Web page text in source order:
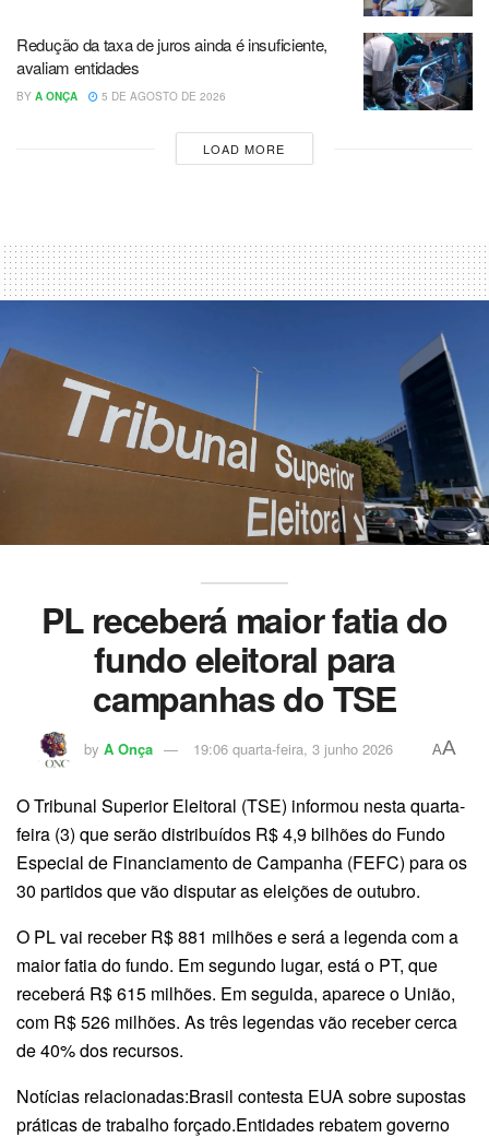
Redução da taxa de juros ainda é insuficiente,
avaliam entidades
BY A ONÇA 5 DE AGOSTO DE 2026
LOAD MORE
PL receberá maior fatia do
fundo eleitoral para
campanhas do TSE
by A Onça 19:06 quarta-feira, 3 junho 2026 AA
O Tribunal Superior Eleitoral (TSE) informou nesta quarta-
feira (3) que serão distribuídos R$ 4,9 bilhões do Fundo
Especial de Financiamento de Campanha (FEFC) para os
30 partidos que vão disputar as eleições de outubro.
O PL vai receber R$ 881 milhões e será a legenda com a
maior fatia do fundo. Em segundo lugar, está o PT, que
receberá R$ 615 milhões. Em seguida, aparece o União,
com R$ 526 milhões. As três legendas vão receber cerca
de 40% dos recursos.
Notícias relacionadas:Brasil contesta EUA sobre supostas
práticas de trabalho forçado.Entidades rebatem governo